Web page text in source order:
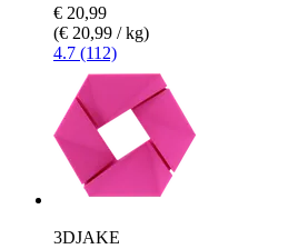
€ 20,99
(€ 20,99 / kg)
4.7 (112)
3DJAKE